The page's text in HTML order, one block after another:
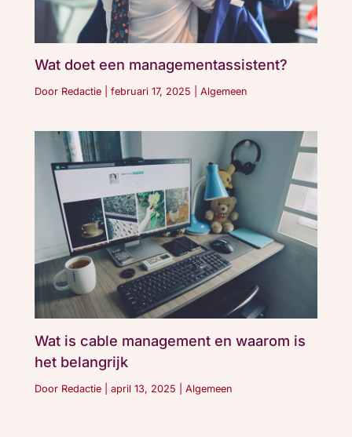
Wat doet een managementassistent?
Door Redactie |februari 17, 2025 |Algemeen
Wat is cable management en waarom is
het belangrijk
Door Redactie |april 13, 2025 |Algemeen